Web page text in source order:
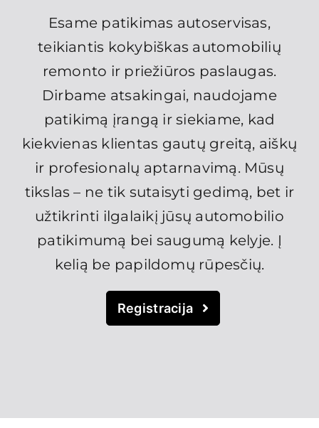
Pasiūlymai
Kontaktai
Esame patikimas autoservisas,
teikiantis kokybiškas automobilių
remonto ir priežiūros paslaugas.
Dirbame atsakingai, naudojame
patikimą įrangą ir siekiame, kad
kiekvienas klientas gautų greitą, aiškų
ir profesionalų aptarnavimą. Mūsų
tikslas – ne tik sutaisyti gedimą, bet ir
užtikrinti ilgalaikį jūsų automobilio
patikimumą bei saugumą kelyje. Į
kelią be papildomų rūpesčių.
Registracija